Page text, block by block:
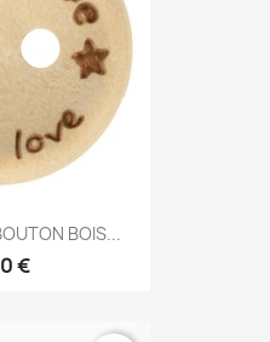
BOIS...
€